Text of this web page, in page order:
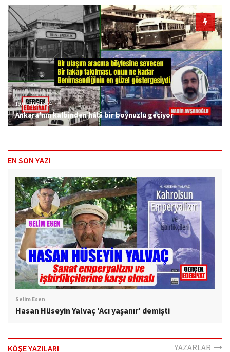
19.07.2026 13:04
Ankara'nın kalbinden hâlâ bir boynuzlu geçiyor
EN SON YAZI
Selim Esen
Hasan Hüseyin Yalvaç 'Acı yaşanır' demişti
KÖŞE YAZILARI YAZARLAR